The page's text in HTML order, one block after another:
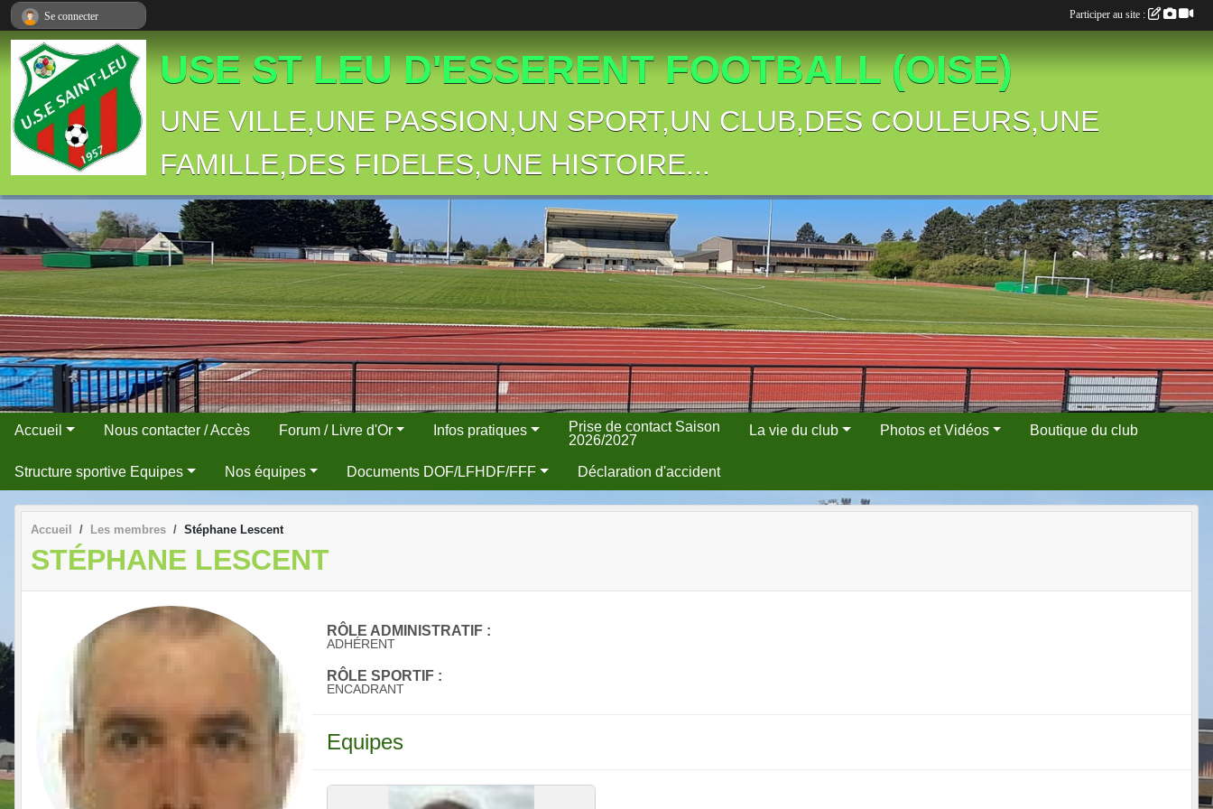
USE ST LEU D'ESSERENT FOOTBALL (OISE)
UNE VILLE,UNE PASSION,UN SPORT,UN CLUB,DES COULEURS,UNE
FAMILLE,DES FIDELES,UNE HISTOIRE...
Accueil Nous contacter / Accès Forum / Livre d'Or Infos pratiques
Prise de contact Saison
2026/2027
La vie du club Photos et Vidéos Boutique du club
Structure sportive Equipes Nos équipes Documents DOF/LFHDF/FFF Déclaration d'accident
Accueil Les membres Stéphane Lescent
STÉPHANE LESCENT
RÔLE ADMINISTRATIF :
ADHÉRENT
RÔLE SPORTIF :
ENCADRANT
Equipes
Se connecter Participer au site :
Panneau de gestion des cookies